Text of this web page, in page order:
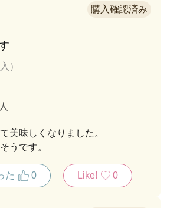
）
美味しくなりました。
うです。
た 0 Like! 0